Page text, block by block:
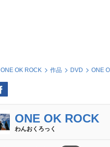
ONE OK ROCK 作品 DVD ONE
ONE OK ROCK
わんおくろっく